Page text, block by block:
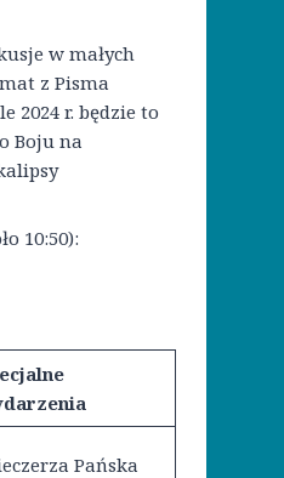
w małych
z Pisma
2024 r. będzie to
Boju na
10:50):
Pańska